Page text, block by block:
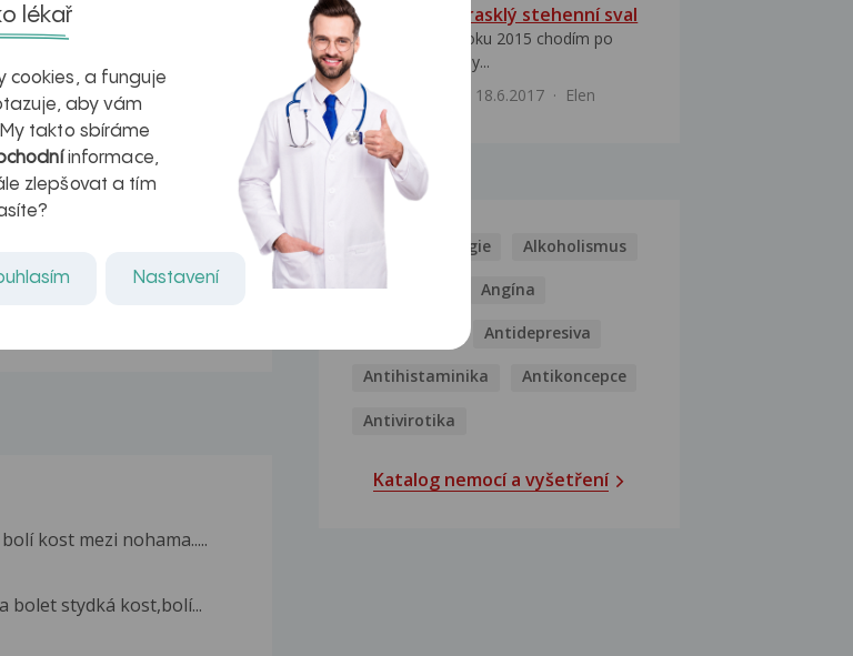
Inovativní
léčba
myastenie –
kost mezi nohama.....
bolet stydká kost,bolí...
Bolesti zad, prasklý stehenní sval
Dobrý den, od roku 2015 chodím po
doktorech. Začaly...
Ortopedie
18.6.2017 Elen
NEMOCI
Alergie Alkoholismus
Analgetika Angína
Antidepresiva
Antihistaminika Antikoncepce
Antivirotika
Katalog nemocí a vyšetření
lékař
cookies, a funguje
aby vám
takto sbíráme
informace,
zlepšovat a tím
Nastavení